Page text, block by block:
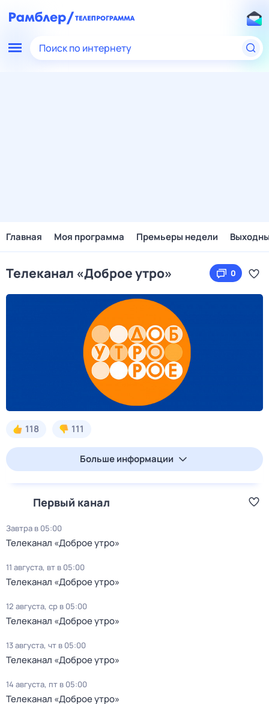
Поиск по интернету
Главная Моя программа Премьеры недели
Телеканал «Доброе утро» 0
118 111
Больше информации
Первый канал
Завтра в 05:00
Телеканал «Доброе утро»
11 августа, вт в 05:00
Телеканал «Доброе утро»
12 августа, ср в 05:00
Телеканал «Доброе утро»
13 августа, чт в 05:00
Телеканал «Доброе утро»
14 августа, пт в 05:00
Телеканал «Доброе утро»